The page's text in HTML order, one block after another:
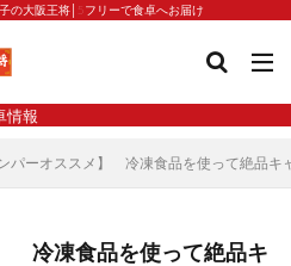
の大阪王将│5フリーで食卓へお届け
情報
ンパーオススメ】 冷凍食品を使って絶品キ
冷凍食品を使って絶品キ
業務スーパー
水餃子
っこ 炒飯
焼きそば
猛暑 栄養
春雨